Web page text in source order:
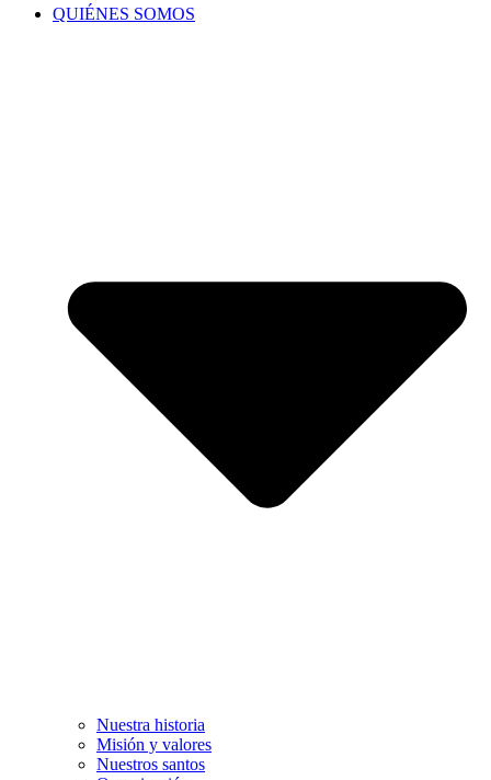
QUIÉNES SOMOS
Nuestra historia
Misión y valores
Nuestros santos